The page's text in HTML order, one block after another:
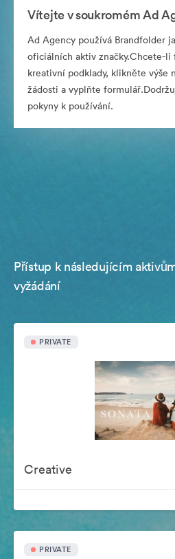
Vítejte v soukromém Ad
Ad Agency používá Brandfolder
oficiálních aktiv značky.Chcete-li
kreativní podklady, klikněte výše
žádosti a vyplňte
pokyny k používání.
Přístup k následujícím
vyžádání
PRIVATE
Creative
PRIVATE